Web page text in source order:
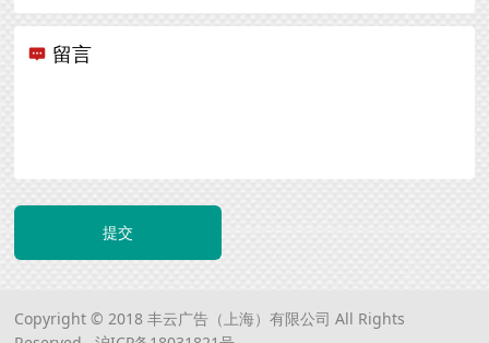
留言
提交
Copyright © 2018 丰云广告（上海）有限公司 All Rights